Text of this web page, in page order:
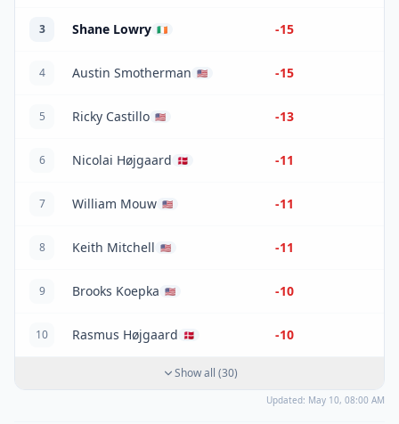
3 Shane Lowry 🇮🇪 -15
4 Austin Smotherman 🇺🇸 -15
5 Ricky Castillo 🇺🇸 -13
6 Nicolai Højgaard 🇩🇰 -11
7 William Mouw 🇺🇸 -11
8 Keith Mitchell 🇺🇸 -11
9 Brooks Koepka 🇺🇸 -10
10 Rasmus Højgaard 🇩🇰 -10
Show all (30)
Updated: May 10, 08:00 AM